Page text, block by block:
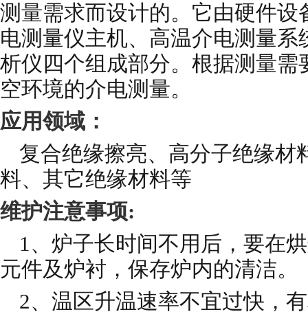
测量需求而设计的。它由硬件
电测量仪主机、高温介电测量
析仪四个组成部分。根据测量
空环境的介电测量。
应用领域：
复合绝缘擦亮、高分子绝缘材
料、其它绝缘材料等
维护注意事项:
1、炉子长时间不用后，要在
元件及炉衬，保存炉内的清洁。
2、温区升温速率不宜过快，